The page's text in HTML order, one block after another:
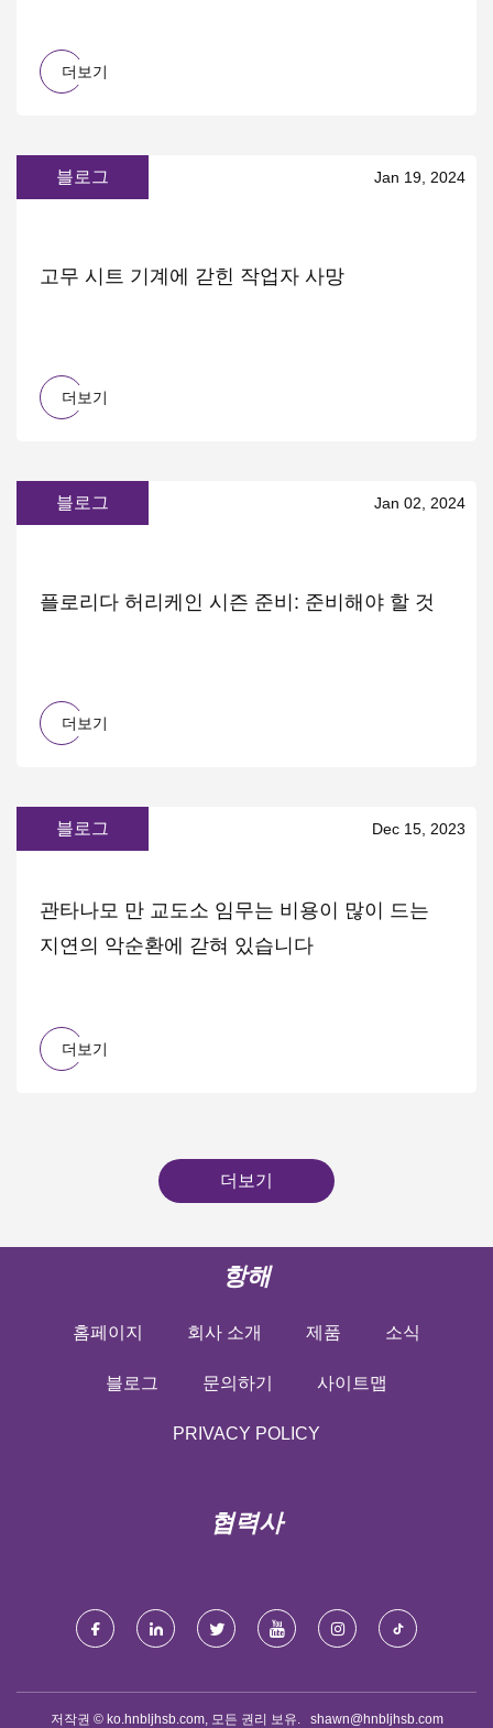
더보기
블로그 Jan 19, 2024
고무 시트 기계에 갇힌 작업자 사망
더보기
블로그 Jan 02, 2024
플로리다 허리케인 시즌 준비: 준비해야 할 것
더보기
블로그 Dec 15, 2023
관타나모 만 교도소 임무는 비용이 많이 드는
지연의 악순환에 갇혀 있습니다
더보기
더보기
항해
홈페이지 회사 소개 제품 소식
블로그 문의하기 사이트맵
PRIVACY POLICY
협력사
저작권 © ko.hnbljhsb.com, 모든 권리 보유. shawn@hnbljhsb.com